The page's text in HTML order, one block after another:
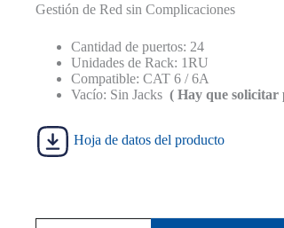
original
S/ 250.00.
actual
S/ 230.00.
Gestión de Red sin Complicaciones
Cantidad de puertos: 24
Unidades de Rack: 1RU
Compatible: CAT 6 / 6A
Vacío: Sin Jacks ( Hay que solicitar
Hoja de datos del producto